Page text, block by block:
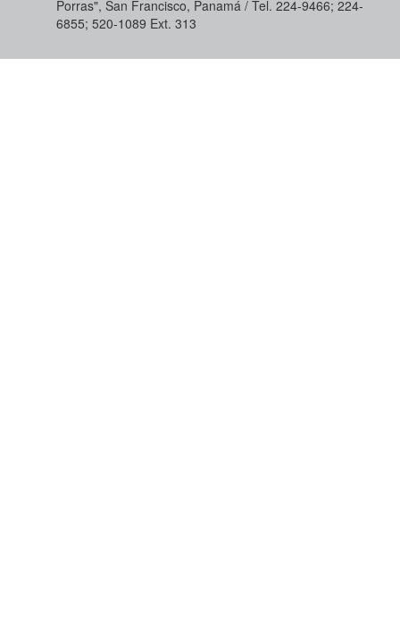
Porras", San Francisco, Panamá / Tel. 224-9466; 224-
6855; 520-1089​ Ext. 313